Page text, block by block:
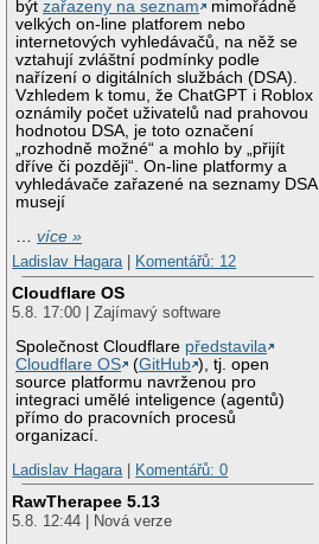
býtzařazeny na seznam
mimořádně
velkých on-line platforem nebo
internetových vyhledávačů, na něž se
vztahují zvláštní podmínky podle
nařízení o digitálních službách (DSA).
Vzhledem k tomu, že ChatGPT i Roblox
oznámily počet uživatelů nad prahovou
hodnotou DSA, je toto označení
„rozhodně možné“ a mohlo by „přijít
dříve či později“. On-line platformy a
vyhledávače zařazené na seznamy DSA
musejí
…více »
Ladislav Hagara| Komentářů: 12
Cloudflare OS
5.8. 17:00 | Zajímavý software
Společnost Cloudflare představila
Cloudflare OS
(GitHub ), tj. open
source platformu navrženou pro
integraci umělé inteligence (agentů)
přímo do pracovních procesů
organizací.
Ladislav Hagara| Komentářů: 0
RawTherapee 5.13
5.8. 12:44 | Nová verze